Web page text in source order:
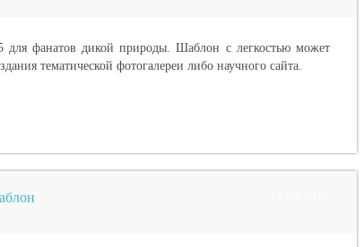
фанатов дикой природы. Шаблон с легкостью может
тематической фотогалереи либо научного сайта.